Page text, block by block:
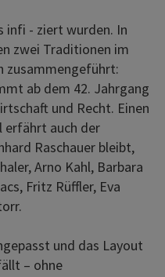
infi - ziert wurden. In
zwei Traditionen im
zusammengeführt:
ab dem 42. Jahrgang
und Recht. Einen
erfährt auch der
Raschauer bleibt,
Arno Kahl, Barbara
Fritz Rüffler, Eva
und das Layout
– ohne